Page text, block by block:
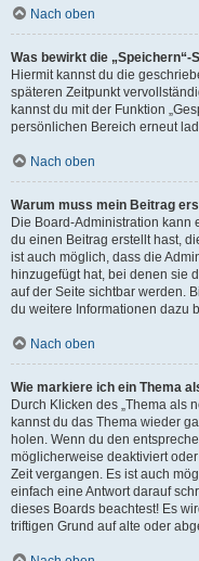
Nach oben
Was bewirkt die
Hiermit kannst du die
späteren Zeitpunkt
kannst du mit der Funktion
persönlichen Bereich erneut
Nach oben
Warum muss mein Beitrag
Die Board-Administration kann
du einen Beitrag erstellt hast,
ist auch möglich, dass die
hinzugefügt hat, bei denen sie
auf der Seite sichtbar werden.
du weitere Informationen dazu
Nach oben
Wie markiere ich ein Thema
Durch Klicken des „Thema als
kannst du das Thema wieder
holen. Wenn du den
möglicherweise deaktiviert
Zeit vergangen. Es ist auch
einfach eine Antwort darauf
dieses Boards beachtest! Es
triftigen Grund auf alte oder